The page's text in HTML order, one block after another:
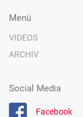
Menü
VIDEOS
ARCHIV
Social Media
Facebook